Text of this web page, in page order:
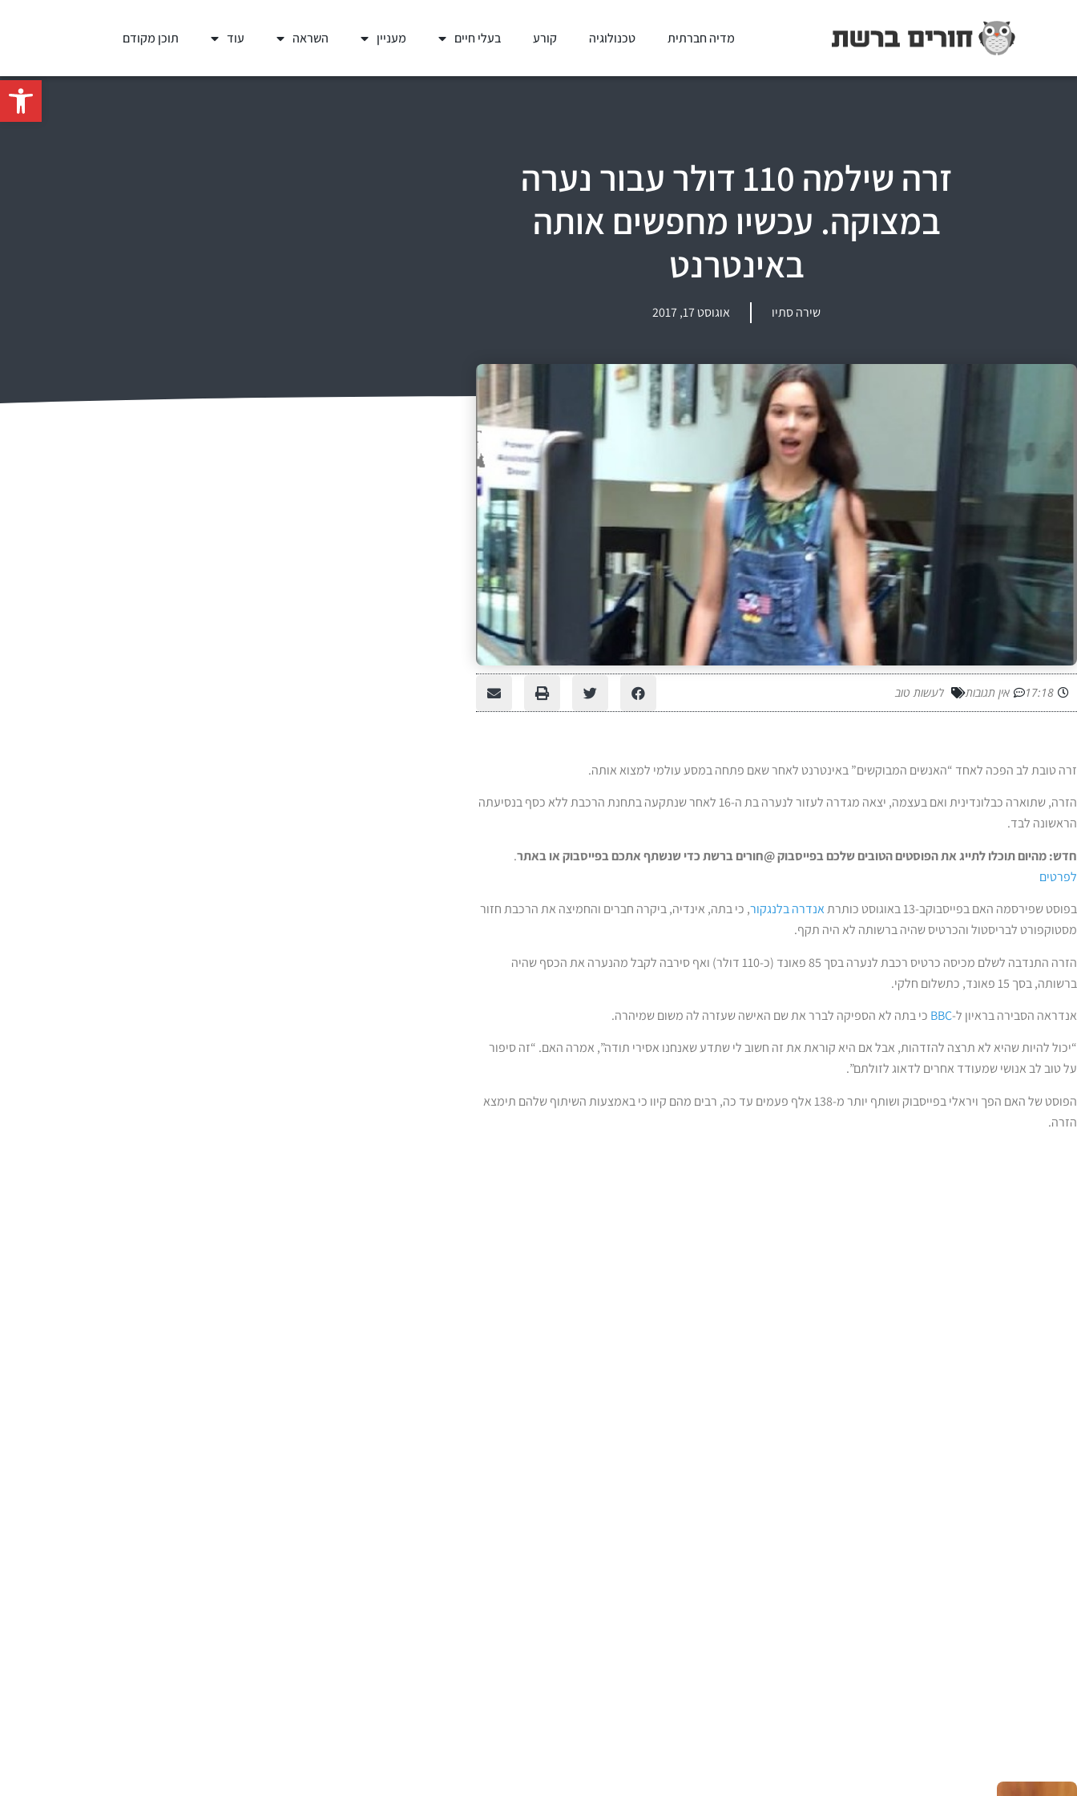
פתח
מדיה חברתית טכנולוגיה קורע בעלי חיים מעניין השראה עוד תוכן מקודם
זרה שילמה 110 דולר עבור נערה
במצוקה. עכשיו מחפשים אותה
באינטרנט
שירה סתיו אוגוסט 17, 2017
17:18 אין תגובות לעשות טוב
זרה טובת לב הפכה לאחד “האנשים המבוקשים” באינטרנט לאחר שאם פתחה במסע עולמי למצוא אותה.
הזרה, שתוארה כבלונדינית ואם בעצמה, יצאה מגדרה לעזור לנערה בת ה-16 לאחר שנתקעה בתחנת הרכבת ללא כסף בנסיעתה
הראשונה לבד.
חדש: מהיום תוכלו לתייג את הפוסטים הטובים שלכם בפייסבוק @חורים ברשת כדי שנשתף אתכם בפייסבוק או באתר.
לפרטים
בפוסט שפירסמה האם בפייסבוקב-13 באוגוסט כותרת
אנדרה בלנגקור, כי בתה, אינדיה, ביקרה חברים והחמיצה את הרכבת חזור
מסטוקפורט לבריסטול והכרטיס שהיה ברשותה לא היה תקף.
הזרה התנדבה לשלם מכיסה כרטיס רכבת לנערה בסך 85 פאונד (כ-110 דולר) ואף סירבה לקבל מהנערה את הכסף שהיה
ברשותה, בסך 15 פאונד, כתשלום חלקי.
אנדראה הסבירה בראיון ל-BBC כי בתה לא הספיקה לברר את שם האישה שעזרה לה משום שמיהרה.
“יכול להיות שהיא לא תרצה להזדהות, אבל אם היא קוראת את זה חשוב לי שתדע שאנחנו אסירי תודה”, אמרה האם. “זה סיפור
על טוב לב אנושי שמעודד אחרים לדאוג לזולתם”.
הפוסט של האם הפך ויראלי בפייסבוק ושותף יותר מ-138 אלף פעמים עד כה, רבים מהם קיוו כי באמצעות השיתוף שלהם תימצא
הזרה.